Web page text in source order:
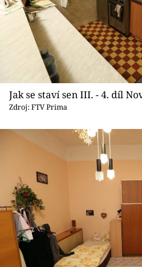
Jak se staví sen III. - 4. díl
Zdroj: FTV Prima